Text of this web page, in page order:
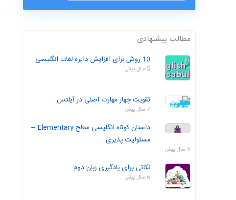
مطالب پیشنهادی
10 روش برای افزایش دایره لغات انگلیسی
5 سال پیش
تقویت چهار مهارت اصلی در آیلتس
7 سال پیش
داستان‌ کوتاه انگلیسی سطح Elementary –
مسئولیت‌ پذیری
6 سال پیش
نکاتی برای یادگیری زبان دوم
6 سال پیش